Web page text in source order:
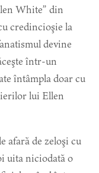
White” din
credincioşie la
devine
într-un
întâmpla doar cu
lui Ellen
afară de zeloşi cu
uita niciodată o